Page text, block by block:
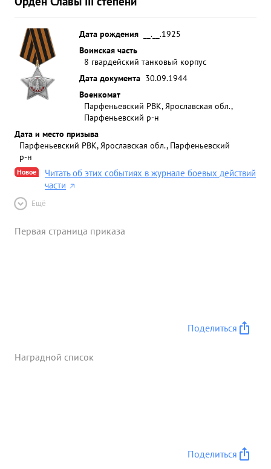
Дата рождения
__.__.1925
Воинская часть
8 гвардейский танковый корпус
Дата документа 30.09.1944
Военкомат
Парфеньевский РВК, Ярославская обл.,
Парфеньевский р-н
Дата и место призыва
Парфеньевский РВК, Ярославская обл., Парфеньевский
р-н
Новое
Читать об этих событиях в журнале боевых действий
части
Ещё
Первая страница приказа
Поделиться
Наградной список
Поделиться